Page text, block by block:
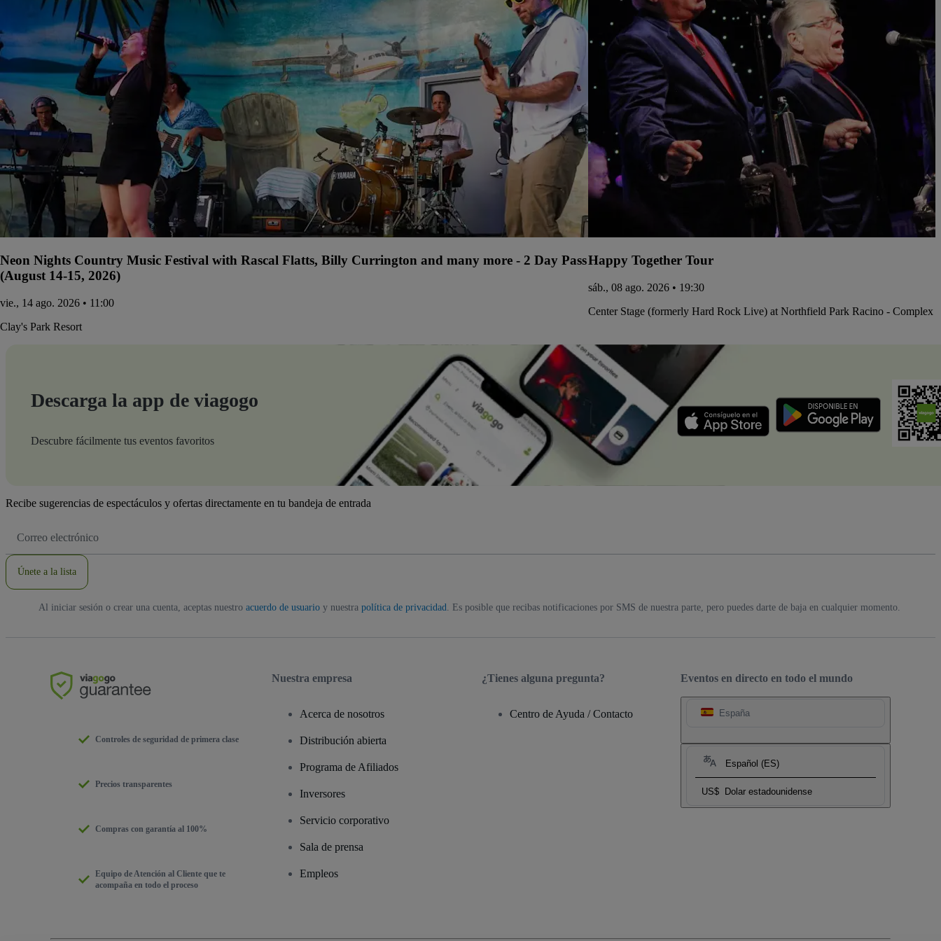
Neon Nights Country Music Festival with Rascal Flatts, Billy Currington and many more - 2 Day Pass
(August 14-15, 2026)
vie., 14 ago. 2026 • 11:00
Clay's Park Resort
Happy Together Tour
sáb., 08 ago. 2026 • 19:30
Center Stage (formerly Hard Rock Live) at Northfield Park Racino - Complex
Descarga la app de viagogo
Descubre fácilmente tus eventos favoritos
Recibe sugerencias de espectáculos y ofertas directamente en tu bandeja de entrada
de
Únete a la lista
Al iniciar sesión o crear una cuenta, aceptas nuestro acuerdo de usuarioy nuestra política de privacidad. Es posible que recibas notificaciones por SMS de nuestra parte, pero puedes darte de baja en cualquier momento.
Eventos en directo en todo el mundo
España
Español (ES)
US$ Dolar estadounidense
Controles de seguridad de primera clase
Precios transparentes
Compras con garantía al 100%
Equipo de Atención al Cliente que te
acompaña en todo el proceso
Nuestra empresa
Acerca de nosotros
Distribución abierta
Programa de Afiliados
Inversores
Servicio corporativo
Sala de prensa
Empleos
¿Tienes alguna pregunta?
Centro de Ayuda / Contacto